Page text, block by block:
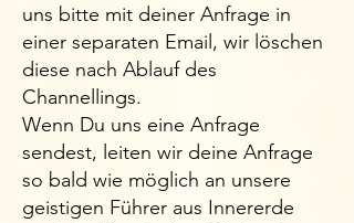
uns bitte mit deiner Anfrage in
einer separaten Email, wir löschen
diese nach Ablauf des
Channellings.
Wenn Du uns eine Anfrage
sendest, leiten wir deine Anfrage
so bald wie möglich an unsere
geistigen Führer aus Innererde